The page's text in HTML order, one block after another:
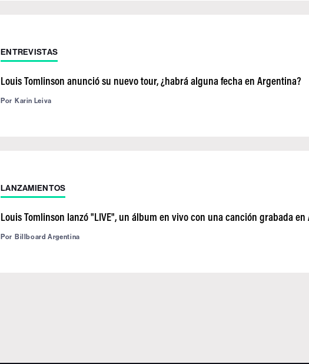
ENTREVISTAS
Louis Tomlinson anunció su nuevo tour, ¿habrá alguna fecha en Argentina?
Por Karin Leiva
LANZAMIENTOS
Louis Tomlinson lanzó "LIVE", un álbum en vivo con una canción grabada
Por Billboard Argentina